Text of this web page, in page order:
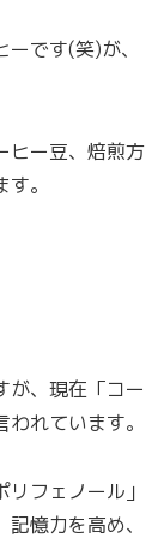
です(笑)が、
ヒー豆、焙煎方
。
が、現在「コー
れています。
フェノール」
憶力を高め、